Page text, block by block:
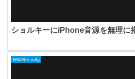
ショルキーにiPhone音源を無理に
NW/Security